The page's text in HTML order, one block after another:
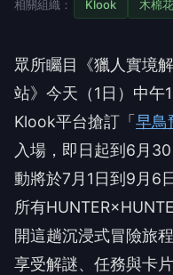
相關組織： Klook 木棉花
眾所矚目《獵人實境
站》今天（1日）中午
Klook平台搶訂「 早鳥
入場，即日起到6月
動將於7月1日到9月6
所有
開這趟沉浸式冒險旅
享受解謎、任務與卡